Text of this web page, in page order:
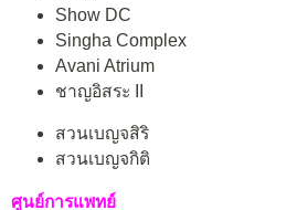
Show DC
Singha Complex
Avani Atrium
ชาญอิสระ II
สวนเบญจสิริ
สวนเบญจกิติ
ศูนย์การแพทย์